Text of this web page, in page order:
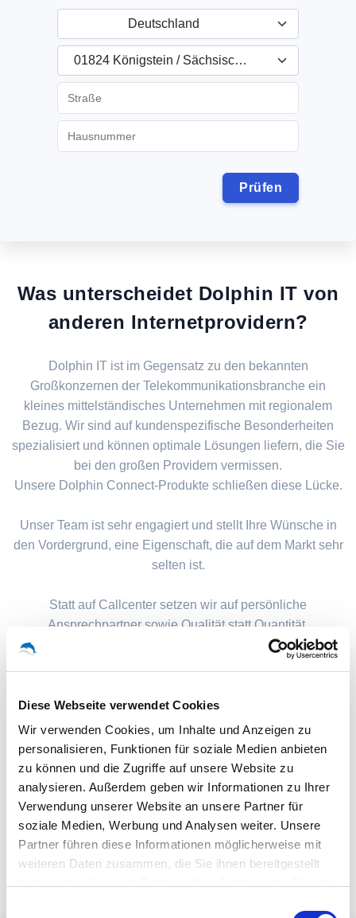
Diese Webseite verwendet Cookies
Wir verwenden Cookies, um Inhalte und Anzeigen zu
personalisieren, Funktionen für soziale Medien anbieten
zu können und die Zugriffe auf unsere Website zu
analysieren. Außerdem geben wir Informationen zu Ihrer
Verwendung unserer Website an unsere Partner für
soziale Medien, Werbung und Analysen weiter. Unsere
Partner führen diese Informationen möglicherweise mit
weiteren Daten zusammen, die Sie ihnen bereitgestellt
Deutschland
01824 Königstein / Sächsische Schweiz, Deutschland
Was unterscheidet Dolphin IT von
anderen Internetprovidern?
Dolphin IT ist im Gegensatz zu den bekannten
Großkonzernen der Telekommunikationsbranche ein
kleines mittelständisches Unternehmen mit regionalem
Bezug. Wir sind auf kundenspezifische Besonderheiten
spezialisiert und können optimale Lösungen liefern, die Sie
bei den großen Providern vermissen.
Unsere Dolphin Connect-Produkte schließen diese Lücke.
Unser Team ist sehr engagiert und stellt Ihre Wünsche in
den Vordergrund, eine Eigenschaft, die auf dem Markt sehr
selten ist.
Statt auf Callcenter setzen wir auf persönliche
Ansprechpartner sowie Qualität statt Quantität.